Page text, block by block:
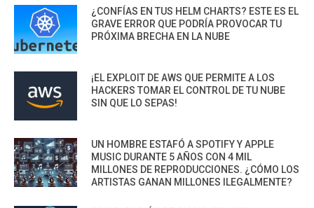
¿CONFÍAS EN TUS HELM CHARTS? ESTE ES EL
GRAVE ERROR QUE PODRÍA PROVOCAR TU
PRÓXIMA BRECHA EN LA NUBE
¡EL EXPLOIT DE AWS QUE PERMITE A LOS
HACKERS TOMAR EL CONTROL DE TU NUBE
SIN QUE LO SEPAS!
UN HOMBRE ESTAFÓ A SPOTIFY Y APPLE
MUSIC DURANTE 5 AÑOS CON 4 MIL
MILLONES DE REPRODUCCIONES. ¿CÓMO LOS
ARTISTAS GANAN MILLONES ILEGALMENTE?